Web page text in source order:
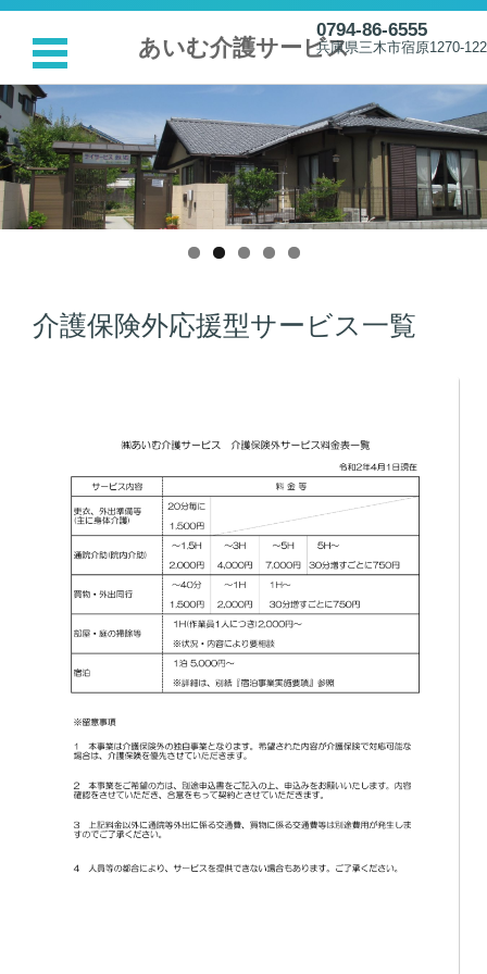
あいむ介護サービス
0794-86-6555
兵庫県三木市宿原1270-122
介護保険外応援型サービス一覧